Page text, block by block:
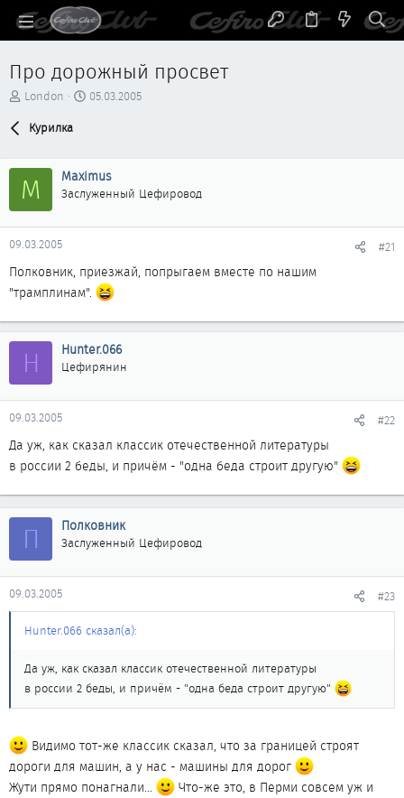
Про дорожный просвет
А
т
е
м
ы
London
Д
а
ч
л
05.03.2005
Курилка
M Maximus
Заслуженный Цефировод
09.03.2005 #21
Полковник, приезжай, попрыгаем вместе по нашим
"трамплинам".
H Hunter.066
Цефирянин
09.03.2005 #22
Да уж, как сказал классик отечественной литературы
в россии 2 беды, и причём - "одна беда строит другую"
П Полковник
Заслуженный Цефировод
09.03.2005 #23
Hunter.066 сказал(а):
Да уж, как сказал классик отечественной литературы
в россии 2 беды, и причём - "одна беда строит другую"
Видимо тот-же классик сказал, что за границей строят
дороги для машин, а у нас - машины для дорог
Жути прямо понагнали...
Что-же это, в Перми совсем уж и